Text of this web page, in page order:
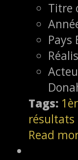
Titre
Pays
Tags:
résultats
Read